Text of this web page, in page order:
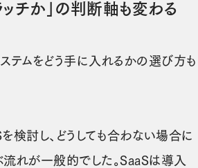
ッチか」の判断軸も変わる
テムをどう手に入れるかの選び方も
検討し、どうしても合わない場合に
流れが一般的でした。SaaSは導入